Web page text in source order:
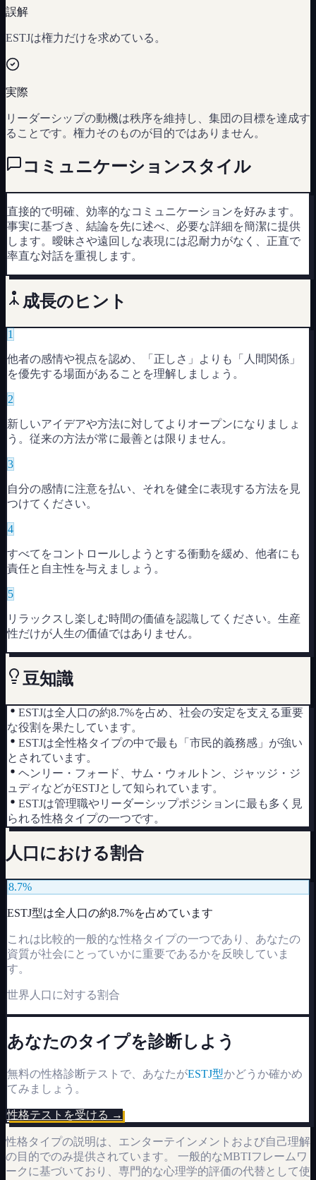
誤解
ESTJは権力だけを求めている。
実際
リーダーシップの動機は秩序を維持し、集団の目標を達成す
ることです。権力そのものが目的ではありません。
コミュニケーションスタイル
直接的で明確、効率的なコミュニケーションを好みます。
事実に基づき、結論を先に述べ、必要な詳細を簡潔に提供
します。曖昧さや遠回しな表現には忍耐力がなく、正直で
率直な対話を重視します。
成長のヒント
1
他者の感情や視点を認め、「正しさ」よりも「人間関係」
を優先する場面があることを理解しましょう。
2
新しいアイデアや方法に対してよりオープンになりましょ
う。従来の方法が常に最善とは限りません。
3
自分の感情に注意を払い、それを健全に表現する方法を見
つけてください。
4
すべてをコントロールしようとする衝動を緩め、他者にも
責任と自主性を与えましょう。
5
リラックスし楽しむ時間の価値を認識してください。生産
性だけが人生の価値ではありません。
豆知識
ESTJは全人口の約8.7%を占め、社会の安定を支える重要
な役割を果たしています。
ESTJは全性格タイプの中で最も「市民的義務感」が強い
とされています。
ヘンリー・フォード、サム・ウォルトン、ジャッジ・ジ
ュディなどがESTJとして知られています。
ESTJは管理職やリーダーシップポジションに最も多く見
られる性格タイプの一つです。
人口における割合
8.7%
ESTJ型は全人口の約8.7%を占めています
これは比較的一般的な性格タイプの一つであり、あなたの
資質が社会にとっていかに重要であるかを反映していま
す。
世界人口に対する割合
あなたのタイプを診断しよう
無料の性格診断テストで、あなたがESTJ型かどうか確かめ
てみましょう。
性格テストを受ける →
性格タイプの説明は、エンターテインメントおよび自己理解
の目的でのみ提供されています。 一般的なMBTIフレームワ
ークに基づいており、専門的な心理学的評価の代替として使